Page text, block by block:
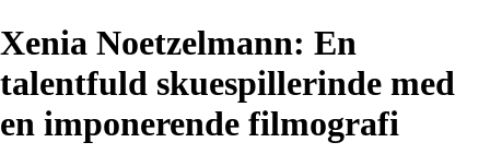
Xenia Noetzelmann: En
talentfuld skuespillerinde med
en imponerende filmografi